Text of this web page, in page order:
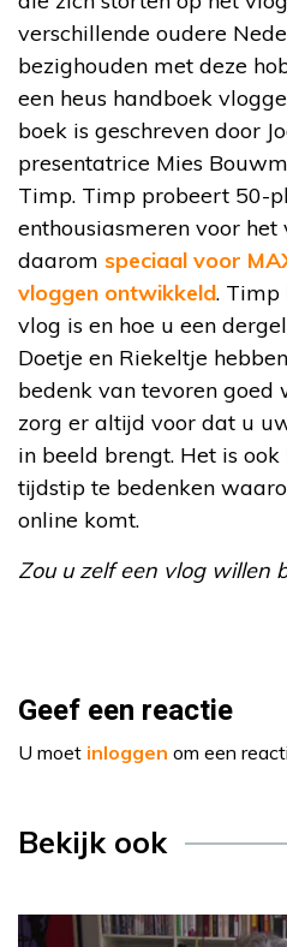
verschillende oudere
bezighouden met deze
een heus handboek
boek is geschreven door
presentatrice Mies
Timp. Timp probeert 50-
enthousiasmeren voor het
daarom speciaal voor
vloggen ontwikkeld. Timp
vlog is en hoe u een
Doetje en Riekeltje
bedenk van tevoren
zorg er altijd voor dat u
in beeld brengt. Het is
tijdstip te bedenken
online komt.
Zou u zelf een vlog willen
Geef een reactie
U moet inloggen om een
Bekijk ook